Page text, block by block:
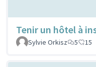
Tenir un hôtel à
Sylvie Orkisz
5 15